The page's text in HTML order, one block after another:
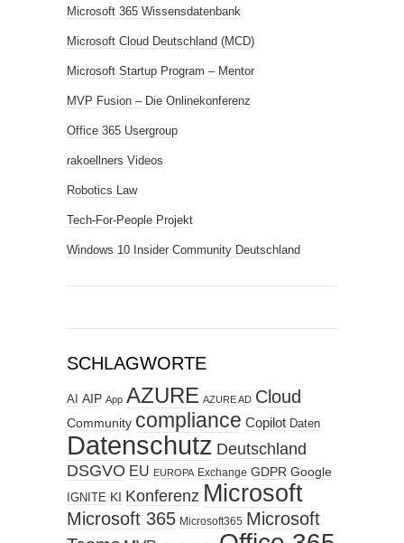
Microsoft 365 Wissensdatenbank
Microsoft Cloud Deutschland (MCD)
Microsoft Startup Program – Mentor
MVP Fusion – Die Onlinekonferenz
Office 365 Usergroup
rakoellners Videos
Robotics Law
Tech-For-People Projekt
Windows 10 Insider Community Deutschland
SCHLAGWORTE
AI AIP App AZURE AZURE AD Cloud
Community compliance Copilot Daten
Datenschutz Deutschland
DSGVO EU EUROPA Exchange GDPR Google
IGNITE KI Konferenz Microsoft
Microsoft 365 Microsoft365 Microsoft